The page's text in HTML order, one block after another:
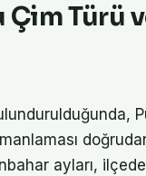
Türü
doğrudan
ayları,